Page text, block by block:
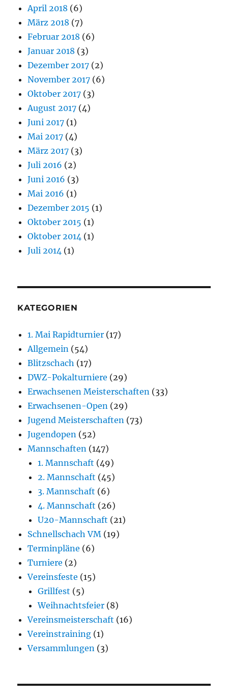
April 2018 (6)
März 2018 (7)
Februar 2018 (6)
Januar 2018 (3)
Dezember 2017 (2)
November 2017 (6)
Oktober 2017 (3)
August 2017 (4)
Juni 2017 (1)
Mai 2017 (4)
März 2017 (3)
Juli 2016 (2)
Juni 2016 (3)
Mai 2016 (1)
Dezember 2015 (1)
Oktober 2015 (1)
Oktober 2014 (1)
Juli 2014 (1)
KATEGORIEN
1. Mai Rapidturnier (17)
Allgemein (54)
Blitzschach (17)
DWZ-Pokalturniere (29)
Erwachsenen Meisterschaften (33)
Erwachsenen-Open (29)
Jugend Meisterschaften (73)
Jugendopen (52)
Mannschaften (147)
1. Mannschaft (49)
2. Mannschaft (45)
3. Mannschaft (6)
4. Mannschaft (26)
U20-Mannschaft (21)
Schnellschach VM (19)
Terminpläne (6)
Turniere (2)
Vereinsfeste (15)
Grillfest (5)
Weihnachtsfeier (8)
Vereinsmeisterschaft (16)
Vereinstraining (1)
Versammlungen (3)